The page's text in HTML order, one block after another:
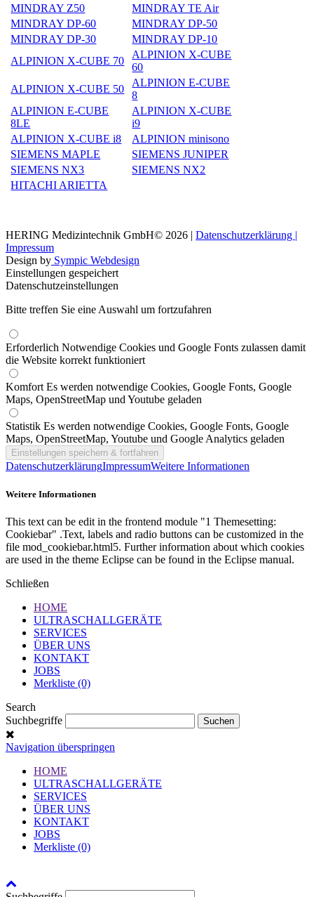
MINDRAY Z50
MINDRAY TE Air
MINDRAY DP-60
MINDRAY DP-50
MINDRAY DP-30
MINDRAY DP-10
ALPINION X-CUBE 70
ALPINION X-CUBE
60
ALPINION X-CUBE 50
ALPINION E-CUBE
8
ALPINION E-CUBE
8LE
ALPINION X-CUBE
i9
ALPINION X-CUBE i8
ALPINION minisono
SIEMENS MAPLE
SIEMENS JUNIPER
SIEMENS NX3
SIEMENS NX2
HITACHI ARIETTA
HERING Medizintechnik GmbH© 2026 | Datenschutzerklärung |
Impressum
Design by Sympic Webdesign
Einstellungen gespeichert
Datenschutzeinstellungen
Bitte treffen Sie eine Auswahl um fortzufahren
Erforderlich Notwendige Cookies und Google Fonts zulassen damit
die Website korrekt funktioniert
KomfortEs werden notwendige Cookies, Google Fonts, Google
Maps, OpenStreetMap und Youtube geladen
Statistik Es werden notwendige Cookies, Google Fonts, Google
Maps, OpenStreetMap, Youtube und Google Analytics geladen
DatenschutzerklärungImpressumWeitere Informationen
Weitere Informationen
This text can be edit in the frontend module "1 Themesetting:
Cookiebar" .Text, labels and radio buttons can be customized in the
file mod_cookiebar.html5. Further information about which cookies
are used in the theme Eclipse can be found in the Eclipse manual.
Schließen
HOME
ULTRASCHALLGERÄTE
SERVICES
ÜBER UNS
KONTAKT
JOBS
Merkliste (0)
Search
Suchbegriffe
Navigation überspringen
HOME
ULTRASCHALLGERÄTE
SERVICES
ÜBER UNS
KONTAKT
JOBS
Merkliste (0)